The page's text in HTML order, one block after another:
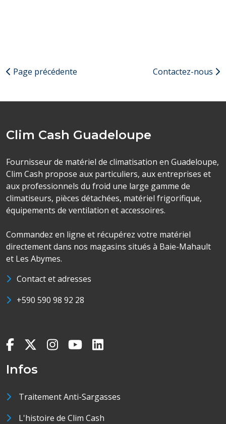
Page précédente Contactez-nous
Clim Cash Guadeloupe
Fournisseur de matériel de climatisation en Guadeloupe,
Clim Cash propose aux particuliers, aux entreprises et
aux professionnels du froid une large gamme de
climatiseurs, pièces détachées, matériel frigorifique,
équipements de ventilation et accessoires.
Commandez en ligne et récupérez votre matériel
directement dans nos magasins situés à Baie-Mahault
et Les Abymes.
Contact et adresses
+590 590 98 92 28
Infos
Traitement Anti-Sargasses
L'histoire de Clim Cash